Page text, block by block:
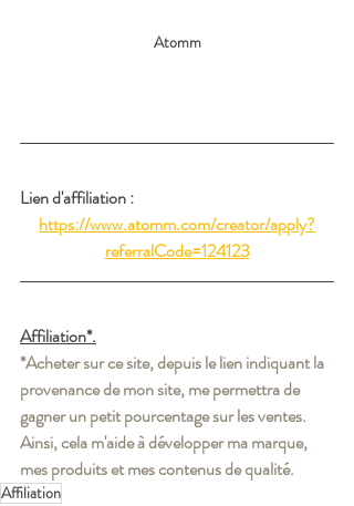
Atomm
Lien d'affiliation :
https://www.atomm.com/creator/apply?
referralCode=124123
Affiliation*.
*Acheter sur ce site, depuis le lien indiquant la
provenance de mon site, me permettra de
gagner un petit pourcentage sur les ventes.
Ainsi, cela m'aide à développer ma marque,
mes produits et mes contenus de qualité.
Affiliation